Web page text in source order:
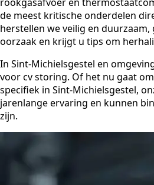
de meest kritische onderdelen
herstellen we veilig en
oorzaak en krijgt u tips om
In Sint-Michielsgestel en
voor cv storing. Of het nu gaat
specifiek in Sint-Michielsgestel,
jarenlange ervaring en kunnen
zijn.